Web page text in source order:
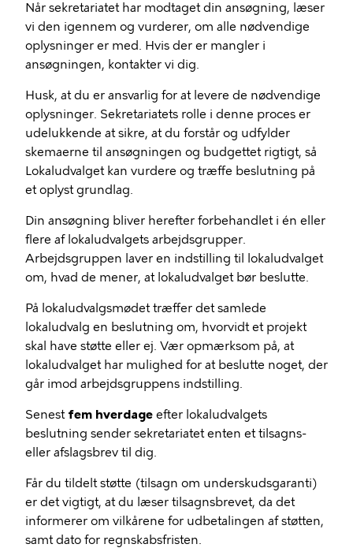
Når sekretariatet har modtaget din ansøgning, læser
vi den igennem og vurderer, om alle nødvendige
oplysninger er med. Hvis der er mangler i
ansøgningen, kontakter vi dig.
Husk, at du er ansvarlig for at levere de nødvendige
oplysninger. Sekretariatets rolle i denne proces er
udelukkende at sikre, at du forstår og udfylder
skemaerne til ansøgningen og budgettet rigtigt, så
Lokaludvalget kan vurdere og træffe beslutning på
et oplyst grundlag.
Din ansøgning bliver herefter forbehandlet i én eller
flere af lokaludvalgets arbejdsgrupper.
Arbejdsgruppen laver en indstilling til lokaludvalget
om, hvad de mener, at lokaludvalget bør beslutte.
På lokaludvalgsmødet træffer det samlede
lokaludvalg en beslutning om, hvorvidt et projekt
skal have støtte eller ej. Vær opmærksom på, at
lokaludvalget har mulighed for at beslutte noget, der
går imod arbejdsgruppens indstilling.
Senest fem hverdage efter lokaludvalgets
beslutning sender sekretariatet enten et tilsagns-
eller afslagsbrev til dig.
Får du tildelt støtte (tilsagn om underskudsgaranti)
er det vigtigt, at du læser tilsagnsbrevet, da det
informerer om vilkårene for udbetalingen af støtten,
samt dato for regnskabsfristen.